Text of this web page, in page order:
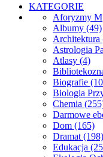
KATEGORIE
Aforyzmy
Albumy (49)
Architektura
Astrologia
Atlasy (4)
Biografie
Biologia
Chemia
Darmowe
Dom (165)
Dramat (198)
Edukacja